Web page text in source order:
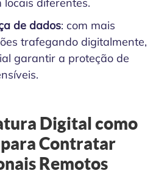
de dados: com mais
trafegando digitalmente,
garantir a proteção de
Digital como
Contratar
Remotos